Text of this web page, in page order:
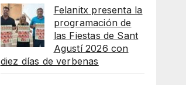
Felanitx presenta la
programación de
las Fiestas de Sant
Agustí 2026 con
diez días de verbenas